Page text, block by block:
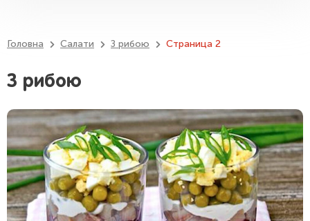
Головна Салати З рибою Страница 2
З рибою